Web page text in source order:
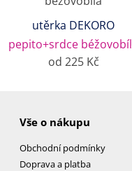
utěrka DEKORO
pepito+srdce
od 225 Kč
Vše o nákupu
Obchodní podmínky
Doprava a platba